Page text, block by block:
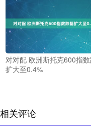
对对配 欧洲斯托克600指
扩大至0.4%
相关评论